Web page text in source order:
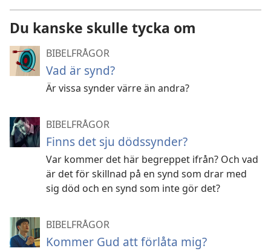
Du kanske skulle tycka om
BIBELFRÅGOR
Vad är synd?
Är vissa synder värre än andra?
BIBELFRÅGOR
Finns det sju dödssynder?
Var kommer det här begreppet ifrån? Och vad
är det för skillnad på en synd som drar med
sig död och en synd som inte gör det?
BIBELFRÅGOR
Kommer Gud att förlåta mig?